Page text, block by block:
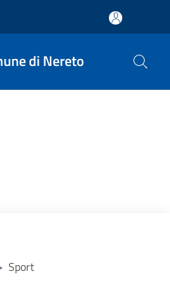
di Nereto
Sport